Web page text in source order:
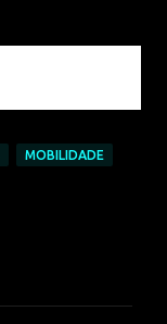
MOBILIDADE